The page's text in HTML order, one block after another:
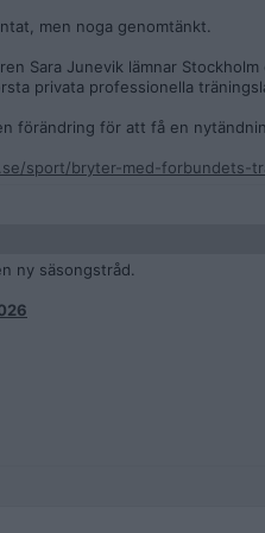
men noga genomtänkt.
Sara Junevik lämnar
privata professionella
förändring för att få en
sport/bryter-med-forbundets-
ny säsongstråd.